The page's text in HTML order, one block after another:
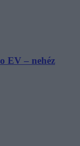
EV – nehéz